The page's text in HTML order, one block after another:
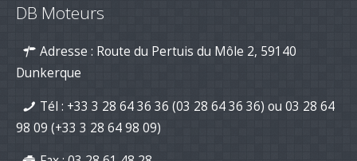
moteurs de bateau
Nouvelle série "Stealth Line" chez
maintenant avec DB Moteurs !
DB Moteurs vous souhaite une
excellente année 2026, pleine de
projets motorisés !
DB Moteurs
Adresse : Route du Pertuis du Môle 2, 59140
Dunkerque
Tél : +33 3 28 64 36 36 (03 28 64 36 36) ou 03 28 64
98 09 (+33 3 28 64 98 09)